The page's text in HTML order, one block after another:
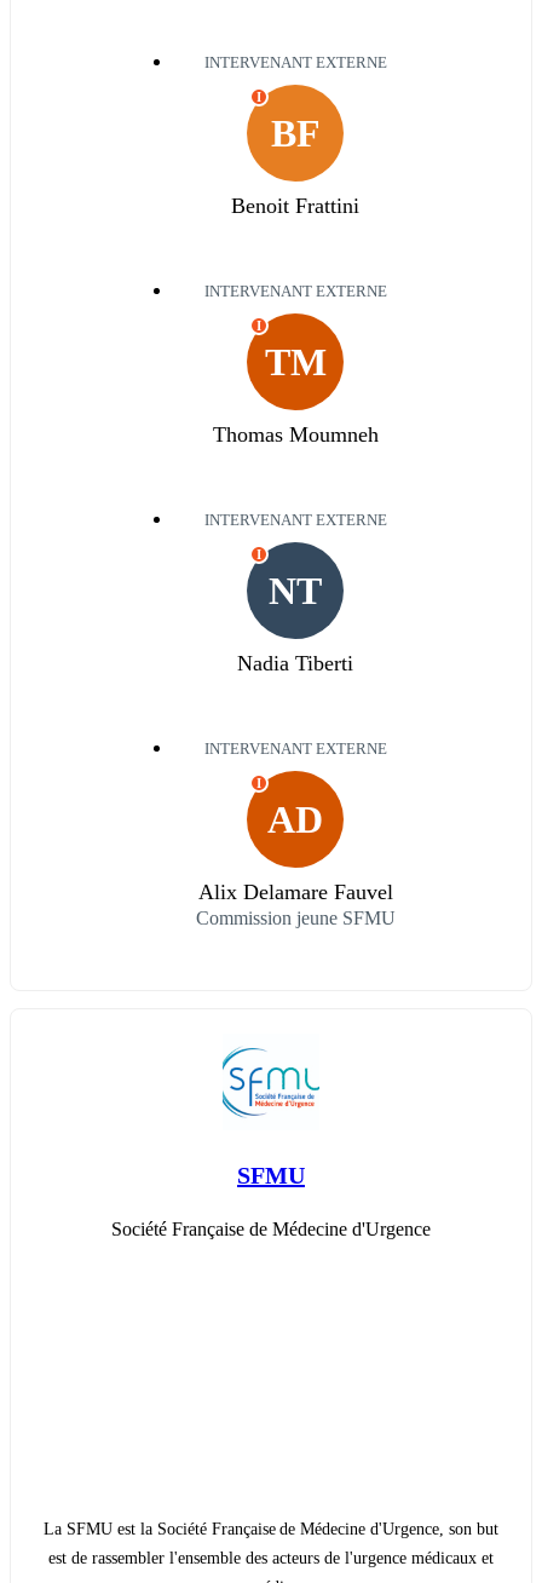
INTERVENANT EXTERNE
BF
I
Benoit Frattini
INTERVENANT EXTERNE
TM
I
Thomas Moumneh
INTERVENANT EXTERNE
NT
I
Nadia Tiberti
INTERVENANT EXTERNE
AD
I
Alix Delamare Fauvel
Commission jeune SFMU
SFMU
Société Française de Médecine d'Urgence
La SFMU est la Société Française de Médecine d'Urgence, son but
est de rassembler l'ensemble des acteurs de l'urgence médicaux et